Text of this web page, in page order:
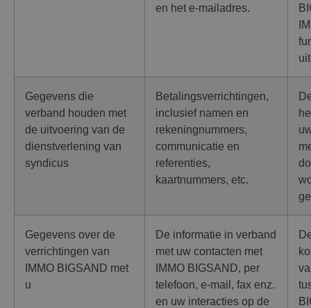
en het e-mailadres.
Gegevens die
verband houden met
de uitvoering van de
dienstverlening van
syndicus
Betalingsverrichtingen,
inclusief namen en
rekeningnummers,
communicatie en
referenties,
kaartnummers, etc.
Gegevens over de
verrichtingen van
IMMO BIGSAND met
u
De informatie in verband
met uw contacten met
IMMO BIGSAND, per
telefoon, e-mail, fax enz.
en uw interacties op de